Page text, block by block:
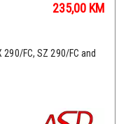
235,00 KM
FC, SZ 290/FC and